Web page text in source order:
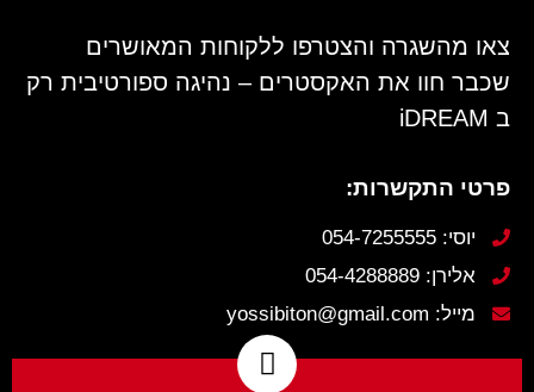
צאו מהשגרה והצטרפו ללקוחות המאושרים
שכבר חוו את האקסטרים – נהיגה ספורטיבית רק
ב iDREAM
פרטי התקשרות:
יוסי: 054-7255555
אלירן: 054-4288889
מייל: yossibiton@gmail.com